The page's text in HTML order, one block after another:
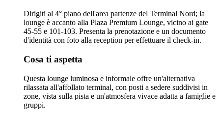
Dirigiti al 4° piano dell'area partenze del Terminal Nord; la
lounge è accanto alla Plaza Premium Lounge, vicino ai gate
45-55 e 101-103. Presenta la prenotazione e un documento
d'identità con foto alla reception per effettuare il check-in.
Cosa ti aspetta
Questa lounge luminosa e informale offre un'alternativa
rilassata all'affollato terminal, con posti a sedere suddivisi in
zone, vista sulla pista e un'atmosfera vivace adatta a famiglie e
gruppi.